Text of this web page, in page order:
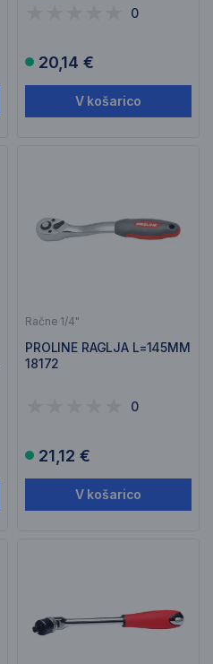
0
20,14 €
V košarico
Račne 1/4"
PROLINE RAGLJA L=145MM
18172
0
21,12 €
V košarico